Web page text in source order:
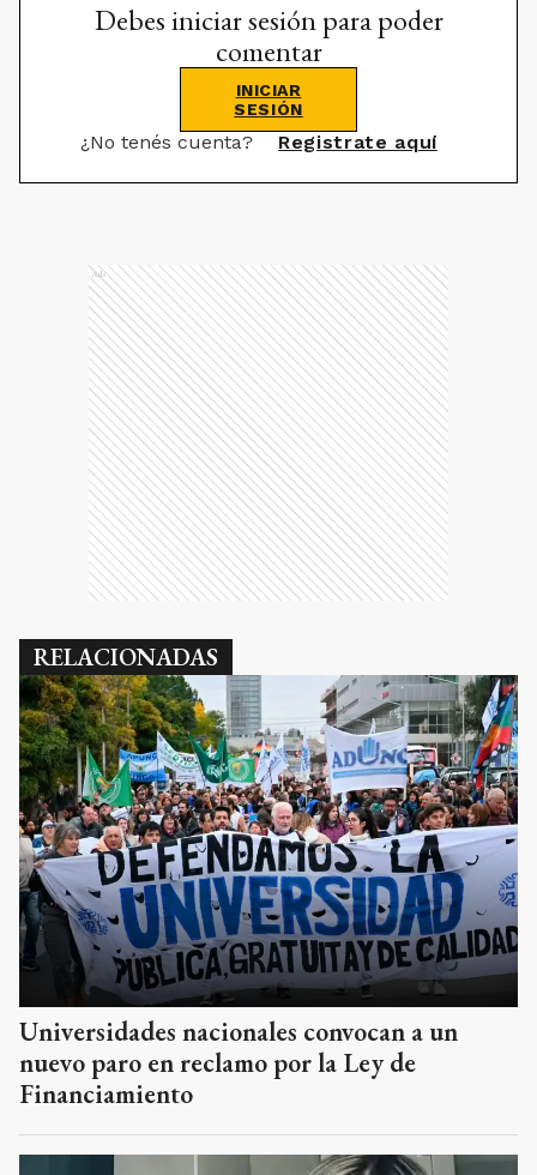
Debes iniciar sesión para poder
comentar
INICIAR
SESIÓN
¿No tenés cuenta? Registrate aquí
Ads
RELACIONADAS
Universidades nacionales convocan a un
nuevo paro en reclamo por la Ley de
Financiamiento